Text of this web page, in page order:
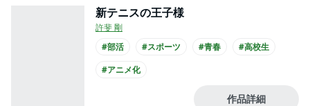
新テニスの王子様
許斐 剛
#部活
#スポーツ #青春
#高校生
#アニメ化
作品詳細